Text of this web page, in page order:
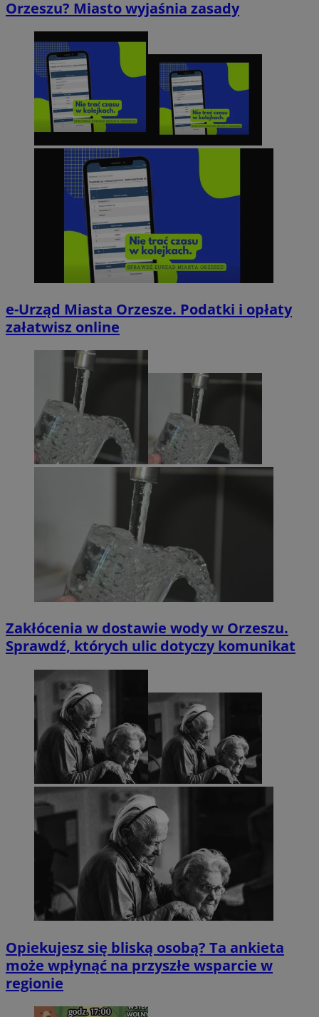
Orzeszu? Miasto wyjaśnia zasady
e-Urząd Miasta Orzesze. Podatki i opłaty
załatwisz online
Zakłócenia w dostawie wody w Orzeszu.
Sprawdź, których ulic dotyczy komunikat
Opiekujesz się bliską osobą? Ta ankieta
może wpłynąć na przyszłe wsparcie w
regionie